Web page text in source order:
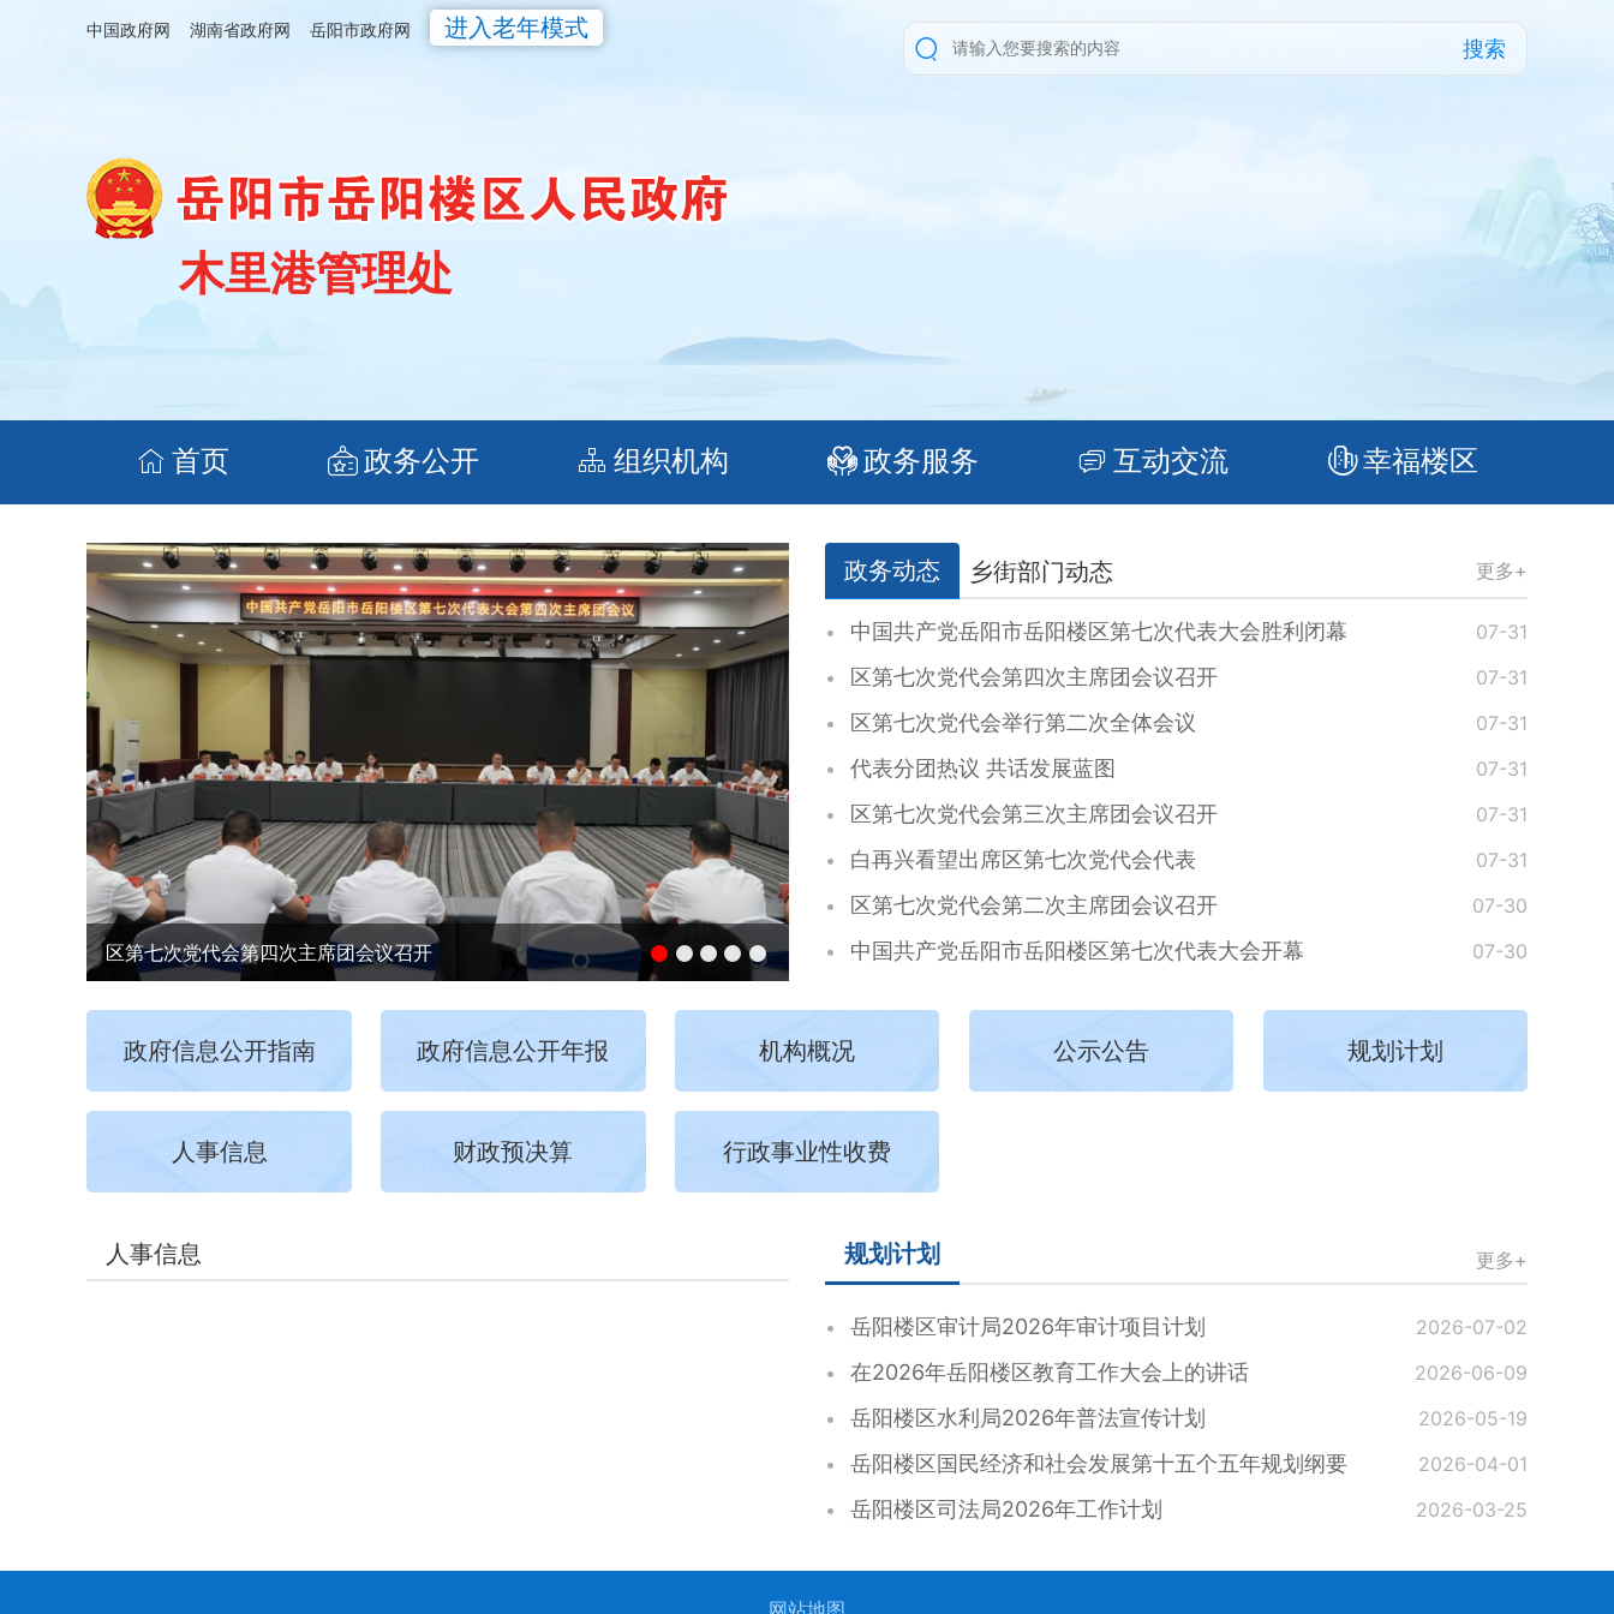
中国政府网 湖南省政府网 岳阳市政府网 进入老年模式
搜索
木里港管理处
首页 政务公开 组织机构 政务服务 互动交流 幸福楼区
区第七次党代会第四次主席团会议召开
政务动态 乡街部门动态 更多+
中国共产党岳阳市岳阳楼区第七次代表大会胜利闭幕 07-31
区第七次党代会第四次主席团会议召开 07-31
区第七次党代会举行第二次全体会议 07-31
代表分团热议 共话发展蓝图 07-31
区第七次党代会第三次主席团会议召开 07-31
白再兴看望出席区第七次党代会代表 07-31
区第七次党代会第二次主席团会议召开 07-30
中国共产党岳阳市岳阳楼区第七次代表大会开幕 07-30
政府信息公开指南 政府信息公开年报 机构概况 公示公告 规划计划
人事信息 财政预决算 行政事业性收费
人事信息 规划计划 更多+
岳阳楼区审计局2026年审计项目计划 2026-07-02
在2026年岳阳楼区教育工作大会上的讲话 2026-06-09
岳阳楼区水利局2026年普法宣传计划 2026-05-19
岳阳楼区国民经济和社会发展第十五个五年规划纲要 2026-04-01
岳阳楼区司法局2026年工作计划 2026-03-25
网站地图